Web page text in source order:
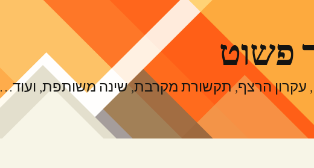
פשוט
עקרון הרצף, תקשורת מקרבת, שינה משותפת, ועוד…